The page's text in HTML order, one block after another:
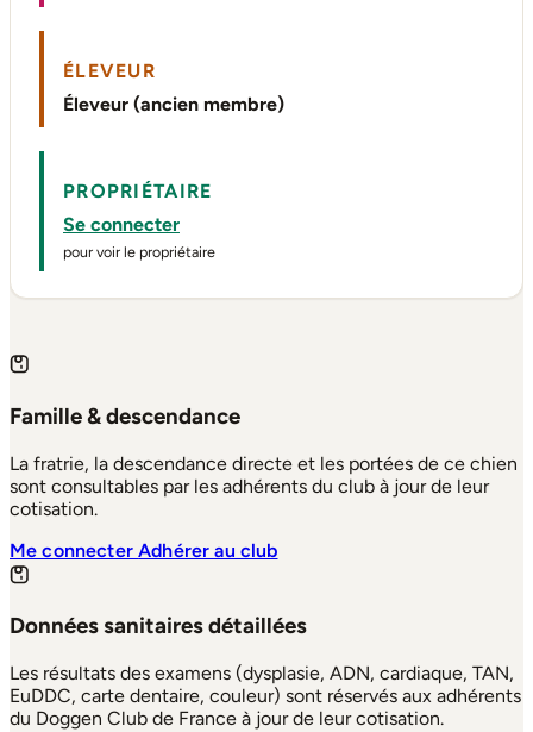
ÉLEVEUR
Éleveur (ancien membre)
PROPRIÉTAIRE
Se connecter
pour voir le propriétaire
Famille & descendance
La fratrie, la descendance directe et les portées de ce chien
sont consultables par les adhérents du club à jour de leur
cotisation.
Me connecterAdhérer au club
Données sanitaires détaillées
Les résultats des examens (dysplasie, ADN, cardiaque, TAN,
EuDDC, carte dentaire, couleur) sont réservés aux adhérents
du Doggen Club de France à jour de leur cotisation.